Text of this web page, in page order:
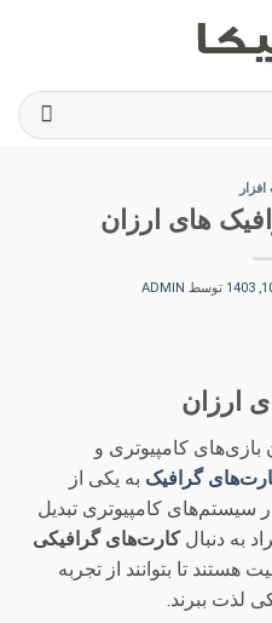
های ارزان
توسط ADMIN
ارزان
بازی‌های کامپیوتری و
گرافیک به یکی از
کامپیوتری تبدیل
به دنبالکارت‌های گرافیکی
هستند تا بتوانند از تجربه
لذت ببرند.